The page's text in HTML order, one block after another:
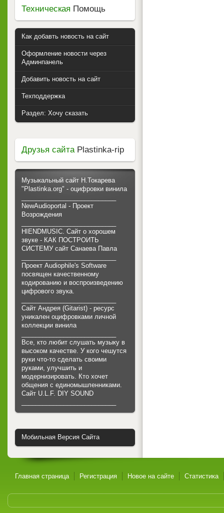
Техническая Помощь
Как добавть новость на сайт
Оформление новости через
Админпанель
Добавить новость на сайт
Техподдержка
Раздел: Хочу сказать
Друзья сайтаPlastinka-rip
Музыкальный сайт Н.Токарева
"Plastinka.org" - оцифровки винила
NewAudioportal - Проект
Возрождения
HIENDMUSIC. Сайт о хорошем
звуке - КАК ПОСТРОИТЬ
СИСТЕМУ сайт Санаева Павла
Проект Audiophile's Software
посвящен качественному
кодированию и воспроизведению
цифрового звука.
Сайт Андрея (Gitarist) - ресурс
уникален оцифровками личной
коллекции винила
Все, кто любит слушать музыку в
высоком качестве. У кого чешутся
руки что-то сделать своими
руками, улучшить и
модернизировать. Кто хочет
общения с единомышленниками.
Cайт U.L.F. DIY SOUND
Мобильная Версия Сайта
Главная страница Регистрация Новое на сайте Статистика